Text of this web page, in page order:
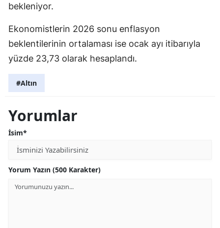
bekleniyor.
Ekonomistlerin 2026 sonu enflasyon
beklentilerinin ortalaması ise ocak ayı itibarıyla
yüzde 23,73 olarak hesaplandı.
#Altın
Yorumlar
İsim*
Yorum Yazın (500 Karakter)